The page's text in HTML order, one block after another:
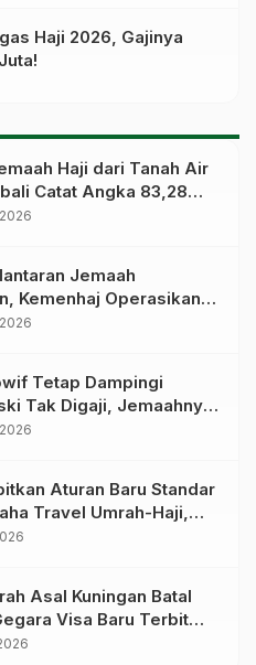
Haji 2026, Gajinya
Haji dari Tanah Air
Catat Angka 83,28
Jemaah
Kemenhaj Operasikan
di Bandara
Tetap Dampingi
Tak Digaji, Jemaahnya
Pihak Travel
Aturan Baru Standar
Travel Umrah-Haji,
Jika Melanggar
Asal Kuningan Batal
Visa Baru Terbit
Lepas Landas